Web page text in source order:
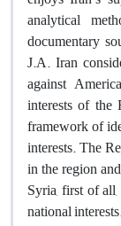
analytical
documentary
J.A. Iran
against
interests of
framework of
interests. The
in the region
Syria, first of
national